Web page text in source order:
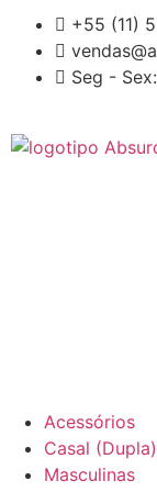
+55 (11)
Seg -
Acessórios
Casal (Dupla)
Masculinas